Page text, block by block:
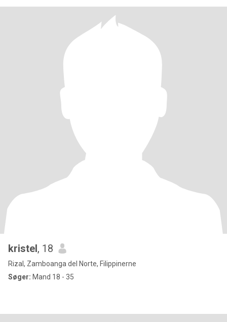
kristel, 18
Rizal, Zamboanga del Norte, Filippinerne
Søger: Mand 18 - 35